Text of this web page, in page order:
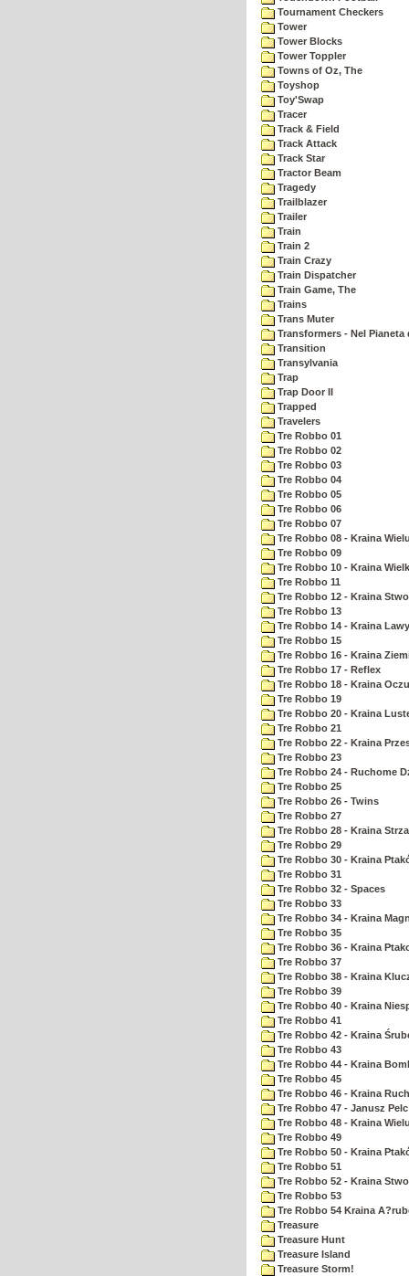
Tournament Checkers
Tower
Tower Blocks
Tower Toppler
Towns of Oz, The
Toyshop
Toy'Swap
Tracer
Track & Field
Track Attack
Track Star
Tractor Beam
Tragedy
Trailblazer
Trailer
Train
Train 2
Train Crazy
Train Dispatcher
Train Game, The
Trains
Trans Muter
Transformers - Nel Pianeta
Transition
Transylvania
Trap
Trap Door II
Trapped
Travelers
Tre Robbo 01
Tre Robbo 02
Tre Robbo 03
Tre Robbo 04
Tre Robbo 05
Tre Robbo 06
Tre Robbo 07
Tre Robbo 08 - Kraina
Tre Robbo 09
Tre Robbo 10 - Kraina
Tre Robbo 11
Tre Robbo 12 - Kraina
Tre Robbo 13
Tre Robbo 14 - Kraina Lawy
Tre Robbo 15
Tre Robbo 16 - Kraina
Tre Robbo 17 - Reflex
Tre Robbo 18 - Kraina Oczu
Tre Robbo 19
Tre Robbo 20 - Kraina
Tre Robbo 21
Tre Robbo 22 - Kraina
Tre Robbo 23
Tre Robbo 24 - Ruchome
Tre Robbo 25
Tre Robbo 26 - Twins
Tre Robbo 27
Tre Robbo 28 - Kraina
Tre Robbo 29
Tre Robbo 30 - Kraina
Tre Robbo 31
Tre Robbo 32 - Spaces
Tre Robbo 33
Tre Robbo 34 - Kraina
Tre Robbo 35
Tre Robbo 36 - Kraina
Tre Robbo 37
Tre Robbo 38 - Kraina
Tre Robbo 39
Tre Robbo 40 - Kraina
Tre Robbo 41
Tre Robbo 42 - Kraina
Tre Robbo 43
Tre Robbo 44 - Kraina
Tre Robbo 45
Tre Robbo 46 - Kraina
Tre Robbo 47 - Janusz
Tre Robbo 48 - Kraina
Tre Robbo 49
Tre Robbo 50 - Kraina
Tre Robbo 51
Tre Robbo 52 - Kraina
Tre Robbo 53
Tre Robbo 54 Kraina
Treasure
Treasure Hunt
Treasure Island
Treasure Storm!